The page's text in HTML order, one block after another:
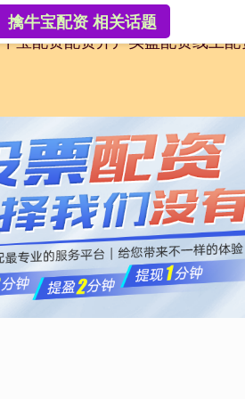
宝配资配资开户实盘配资线上
擒牛宝配资 相关话题